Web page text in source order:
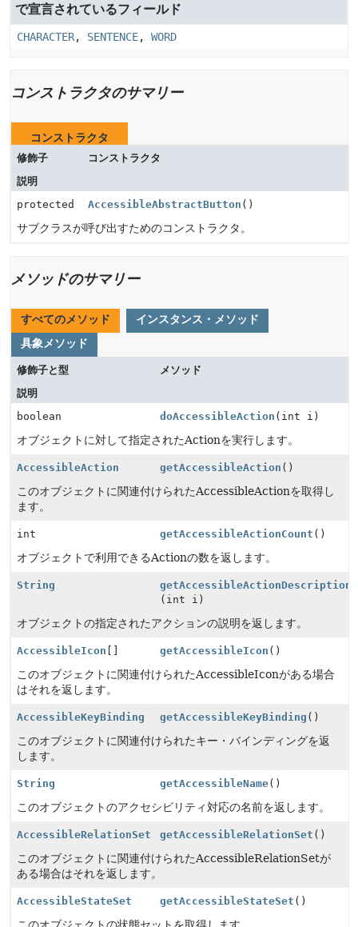
で宣言されているフィールド
CHARACTER, SENTENCE, WORD
コンストラクタのサマリー
コンストラクタ
修飾子
コンストラクタ
説明
protected
AccessibleAbstractButton ()
サブクラスが呼び出すためのコンストラクタ。
メソッドのサマリー
すべてのメソッド
インスタンス・メソッド
具象メソッド
修飾子と型
メソッド
説明
boolean
doAccessibleAction (int i)
オブジェクトに対して指定されたActionを実行します。
AccessibleAction getAccessibleAction ()
このオブジェクトに関連付けられたAccessibleActionを取得し
ます。
int getAccessibleActionCount ()
オブジェクトで利用できるActionの数を返します。
String
getAccessibleActionDescription
(int i)
オブジェクトの指定されたアクションの説明を返します。
AccessibleIcon getAccessibleIcon ()
このオブジェクトに関連付けられたAccessibleIconがある場合
はそれを返します。
AccessibleKeyBinding getAccessibleKeyBinding ()
このオブジェクトに関連付けられたキー・バインディングを返
します。
String getAccessibleName()
このオブジェクトのアクセシビリティ対応の名前を返します。
AccessibleRelationSet getAccessibleRelationSet ()
このオブジェクトに関連付けられたAccessibleRelationSetが
ある場合はそれを返します。
AccessibleStateSet getAccessibleStateSet ()